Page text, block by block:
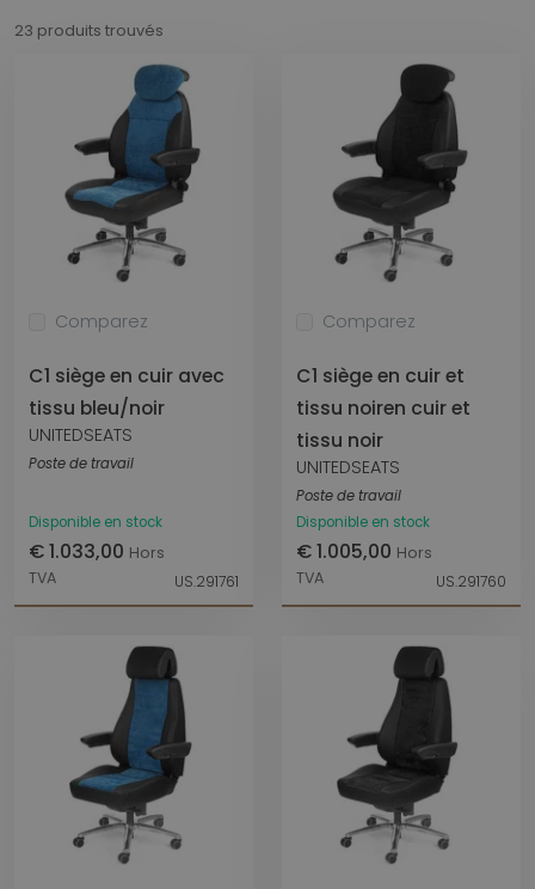
23 produits trouvés
Comparez
C1 siège en cuir avec
tissu bleu/noir
UNITEDSEATS
Poste de travail
Disponible en stock
€ 1.033,00 Hors
TVA
US.291761
Comparez
C1 siège en cuir et
tissu noiren cuir et
tissu noir
UNITEDSEATS
Poste de travail
Disponible en stock
€ 1.005,00 Hors
TVA
US.291760